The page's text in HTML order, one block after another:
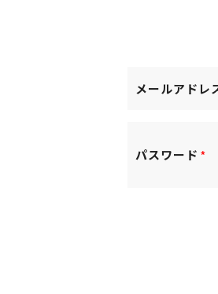
メールアドレ
パスワード *